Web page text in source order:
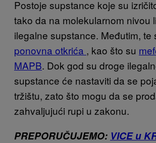
Postoje supstance koje su
tako da na molekularnom nivou
ilegalne supstance. Međutim, te
ponovna otkrića , kao što su
MAPB. Dok god su droge
supstance će nastaviti da se
tržištu, zato što mogu da se
zahvaljujući rupi u zakonu.
PREPORUČUJEMO: VICE u